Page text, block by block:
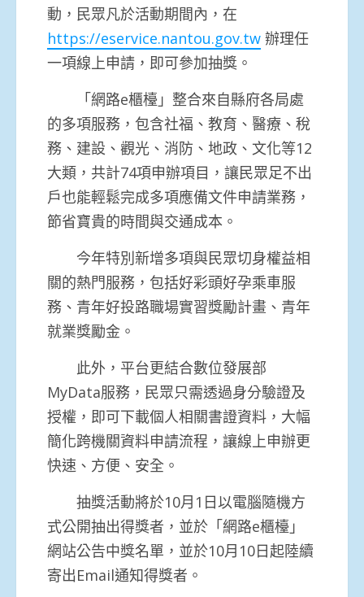
動，民眾凡於活動期間內，在
https://eservice.nantou.gov.tw 辦理任
一項線上申請，即可參加抽獎。
「網路e櫃檯」整合來自縣府各局處
的多項服務，包含社福、教育、醫療、稅
務、建設、觀光、消防、地政、文化等12
大類，共計74項申辦項目，讓民眾足不出
戶也能輕鬆完成多項應備文件申請業務，
節省寶貴的時間與交通成本。
今年特別新增多項與民眾切身權益相
關的熱門服務，包括好彩頭好孕乘車服
務、青年好投路職場實習獎勵計畫、青年
就業獎勵金。
此外，平台更結合數位發展部
MyData服務，民眾只需透過身分驗證及
授權，即可下載個人相關書證資料，大幅
簡化跨機關資料申請流程，讓線上申辦更
快速、方便、安全。
抽獎活動將於10月1日以電腦隨機方
式公開抽出得獎者，並於「網路e櫃檯」
網站公告中獎名單，並於10月10日起陸續
寄出Email通知得獎者。